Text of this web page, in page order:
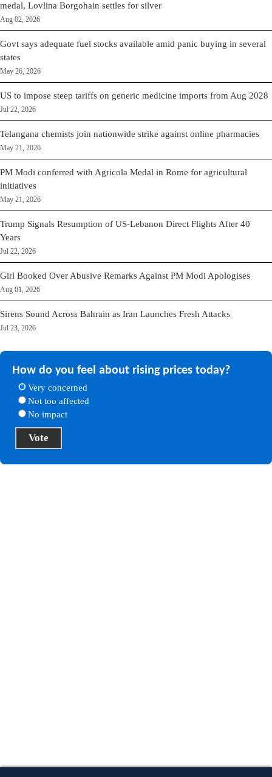
medal, Lovlina Borgohain settles for silver
Aug 02, 2026
Govt says adequate fuel stocks available amid panic buying in several
states
May 26, 2026
US to impose steep tariffs on generic medicine imports from Aug 2028
Jul 22, 2026
Telangana chemists join nationwide strike against online pharmacies
May 21, 2026
PM Modi conferred with Agricola Medal in Rome for agricultural
initiatives
May 21, 2026
Trump Signals Resumption of US-Lebanon Direct Flights After 40
Years
Jul 22, 2026
Girl Booked Over Abusive Remarks Against PM Modi Apologises
Aug 01, 2026
Sirens Sound Across Bahrain as Iran Launches Fresh Attacks
Jul 23, 2026
How do you feel about rising prices today?
Very concerned
Not too affected
No impact